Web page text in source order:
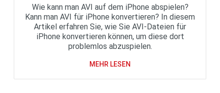
Wie kann man AVI auf dem iPhone abspielen?
Kann man AVI für iPhone konvertieren? In diesem
Artikel erfahren Sie, wie Sie AVI-Dateien für
iPhone konvertieren können, um diese dort
problemlos abzuspielen.
MEHR LESEN